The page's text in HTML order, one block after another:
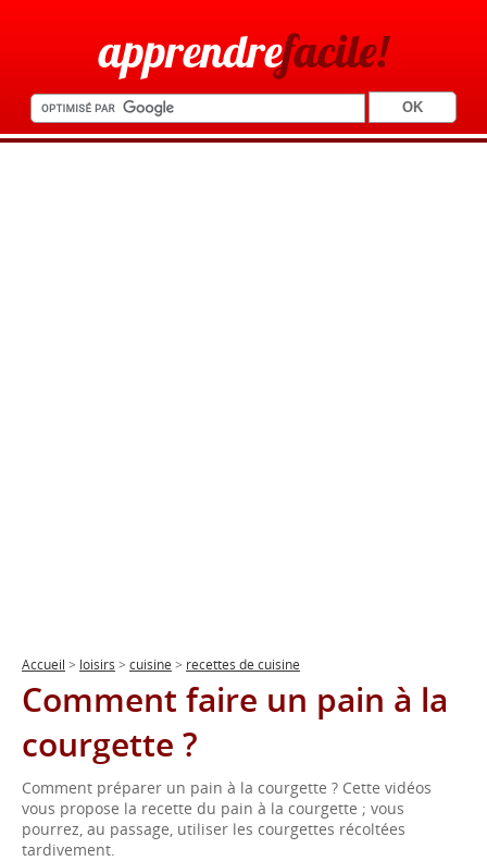
apprendrefacile!
Accueil > loisirs > cuisine > recettes de cuisine
Comment faire un pain à la
courgette ?
Comment préparer un pain à la courgette ? Cette vidéos
vous propose la recette du pain à la courgette ; vous
pourrez, au passage, utiliser les courgettes récoltées
tardivement.